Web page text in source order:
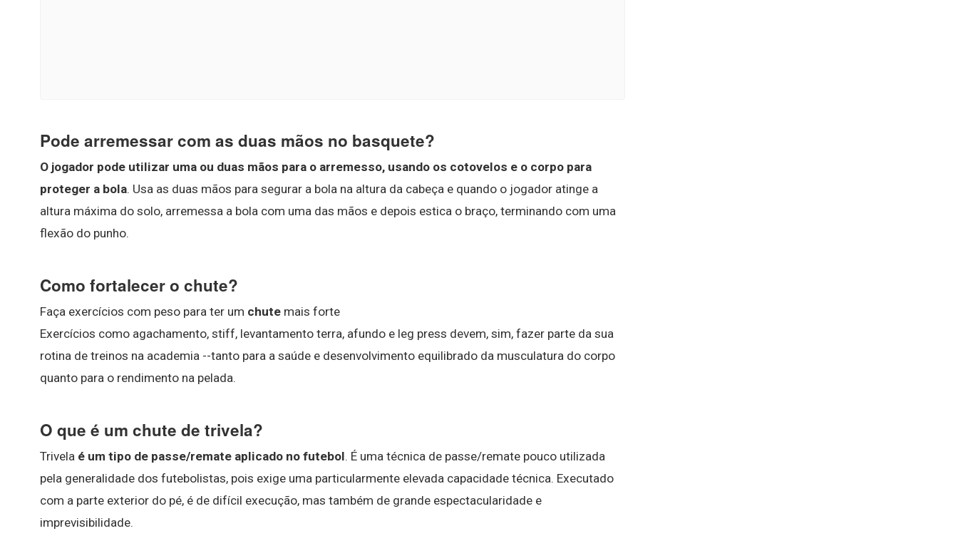
Pode arremessar com as duas mãos no basquete?
O jogador pode utilizar uma ou duas mãos para o arremesso, usando os cotovelos e o corpo para
proteger a bola. Usa as duas mãos para segurar a bola na altura da cabeça e quando o jogador atinge a
altura máxima do solo, arremessa a bola com uma das mãos e depois estica o braço, terminando com uma
flexão do punho.
Como fortalecer o chute?
Faça exercícios com peso para ter um chute mais forte
Exercícios como agachamento, stiff, levantamento terra, afundo e leg press devem, sim, fazer parte da sua
rotina de treinos na academia --tanto para a saúde e desenvolvimento equilibrado da musculatura do corpo
quanto para o rendimento na pelada.
O que é um chute de trivela?
Trivela é um tipo de passe/remate aplicado no futebol. É uma técnica de passe/remate pouco utilizada
pela generalidade dos futebolistas, pois exige uma particularmente elevada capacidade técnica. Executado
com a parte exterior do pé, é de difícil execução, mas também de grande espectacularidade e
imprevisibilidade.